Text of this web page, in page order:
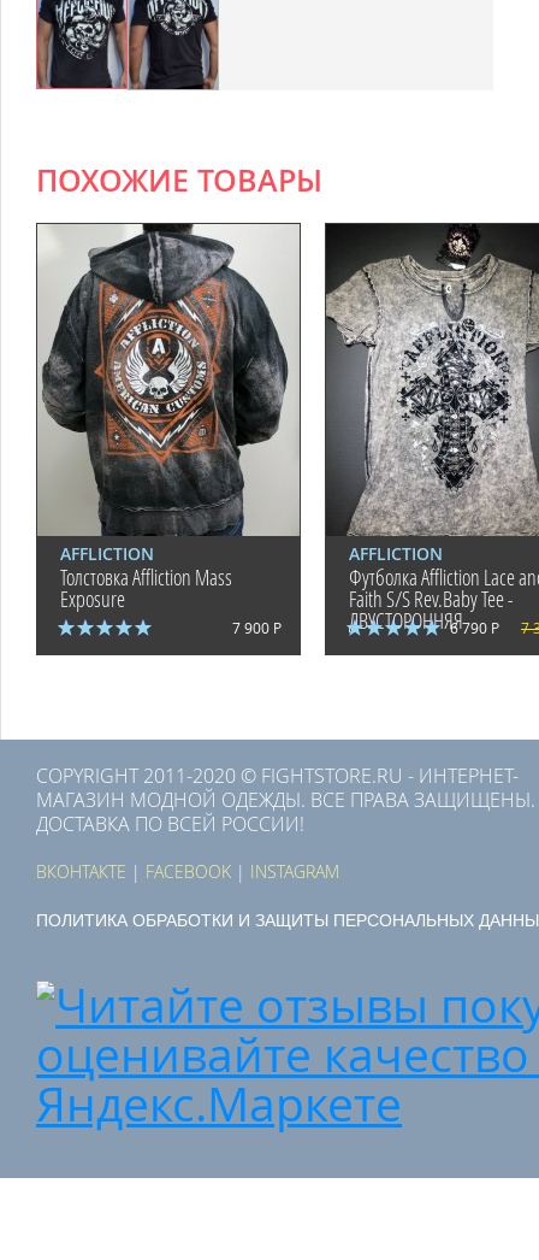
ПОХОЖИЕ ТОВАРЫ
AFFLICTION
Толстовка Affliction Mass
Exposure
7 900 Р
AFFLICTION
Футболка Affliction Lace
Faith S/S Rev.Baby Tee -
ДВУСТОРОННЯЯ6 790 Р 7
COPYRIGHT 2011-2020 © FIGHTSTORE.RU - ИНТЕРНЕТ-
МАГАЗИН МОДНОЙ ОДЕЖДЫ. ВСЕ ПРАВА ЗАЩИЩЕНЫ.
ДОСТАВКА ПО ВСЕЙ РОССИИ!
ВКОНТАКТЕ | FACEBOOK | INSTAGRAM
ПОЛИТИКА ОБРАБОТКИ И ЗАЩИТЫ ПЕРСОНАЛЬНЫХ